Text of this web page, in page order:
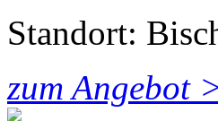
Standort:
zum Angebot